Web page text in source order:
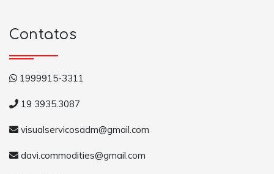
Contatos
1999915-3311
19 3935.3087
visualservicosadm@gmail.com
davi.commodities@gmail.com